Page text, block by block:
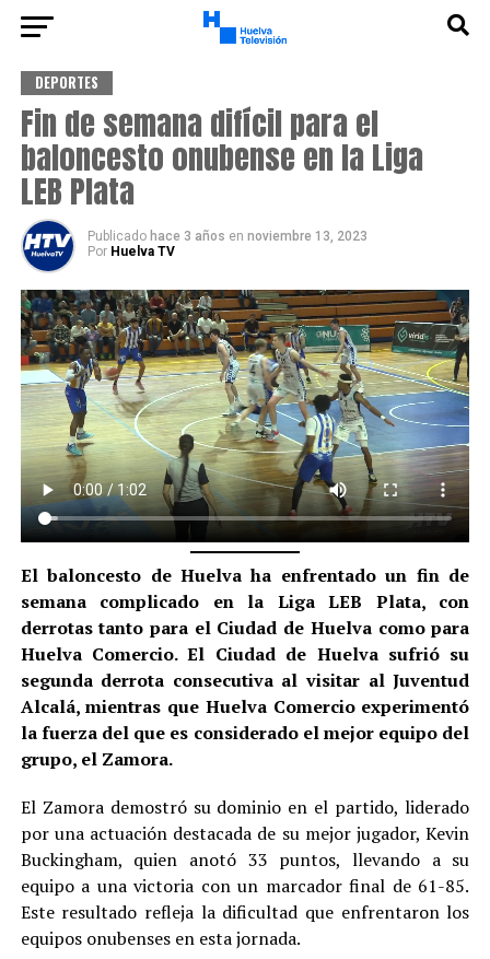
DEPORTES
Fin de semana difícil para el
baloncesto onubense en la Liga
LEB Plata
Publicado hace 3 años en noviembre 13, 2023
Por Huelva TV
El baloncesto de Huelva ha enfrentado un fin de
semana complicado en la Liga LEB Plata, con
derrotas tanto para el Ciudad de Huelva como para
Huelva Comercio. El Ciudad de Huelva sufrió su
segunda derrota consecutiva al visitar al Juventud
Alcalá, mientras que Huelva Comercio experimentó
la fuerza del que es considerado el mejor equipo del
grupo, el Zamora.
El Zamora demostró su dominio en el partido, liderado
por una actuación destacada de su mejor jugador, Kevin
Buckingham, quien anotó 33 puntos, llevando a su
equipo a una victoria con un marcador final de 61-85.
Este resultado refleja la dificultad que enfrentaron los
equipos onubenses en esta jornada.